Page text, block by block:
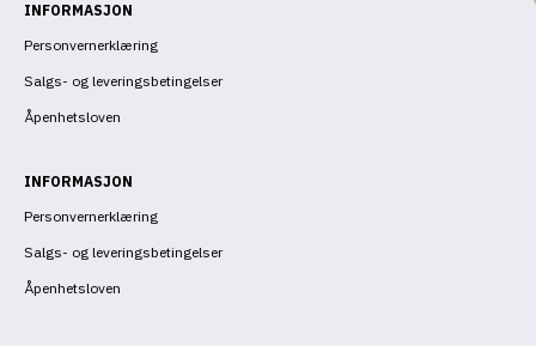
INFORMASJON
Personvernerklæring
Salgs- og leveringsbetingelser
Åpenhetsloven
INFORMASJON
Personvernerklæring
Salgs- og leveringsbetingelser
Åpenhetsloven